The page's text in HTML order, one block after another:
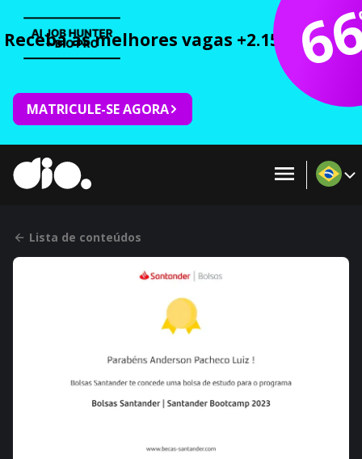
Receba as melhores vagas +2.150 cursos
MATRICULE-SE AGORA
Lista de conteúdos